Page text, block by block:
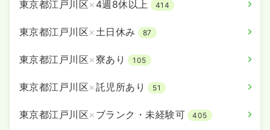
東京都江戸川区× 4週8休以上 414
東京都江戸川区×土日休み 87
東京都江戸川区×寮あり 105
東京都江戸川区×託児所あり 51
東京都江戸川区× ブランク・未経験可 405